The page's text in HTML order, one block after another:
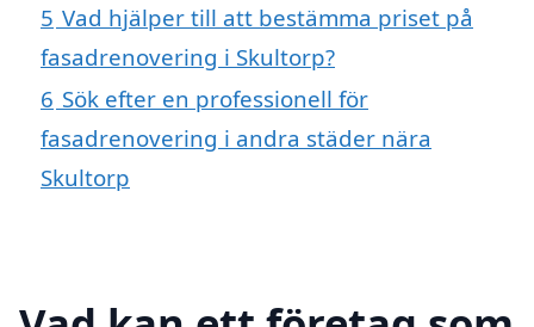
5 Vad hjälper till att bestämma priset på
fasadrenovering i Skultorp?
6 Sök efter en professionell för
fasadrenovering i andra städer nära
Skultorp